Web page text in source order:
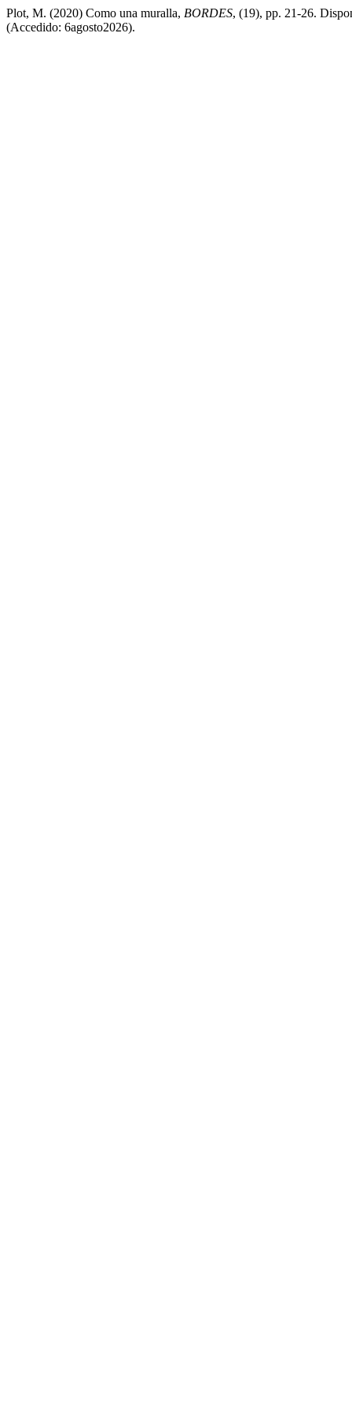
Plot, M. (2020) Como una muralla, BORDES, (19), pp. 21-26.
(Accedido: 6agosto2026).